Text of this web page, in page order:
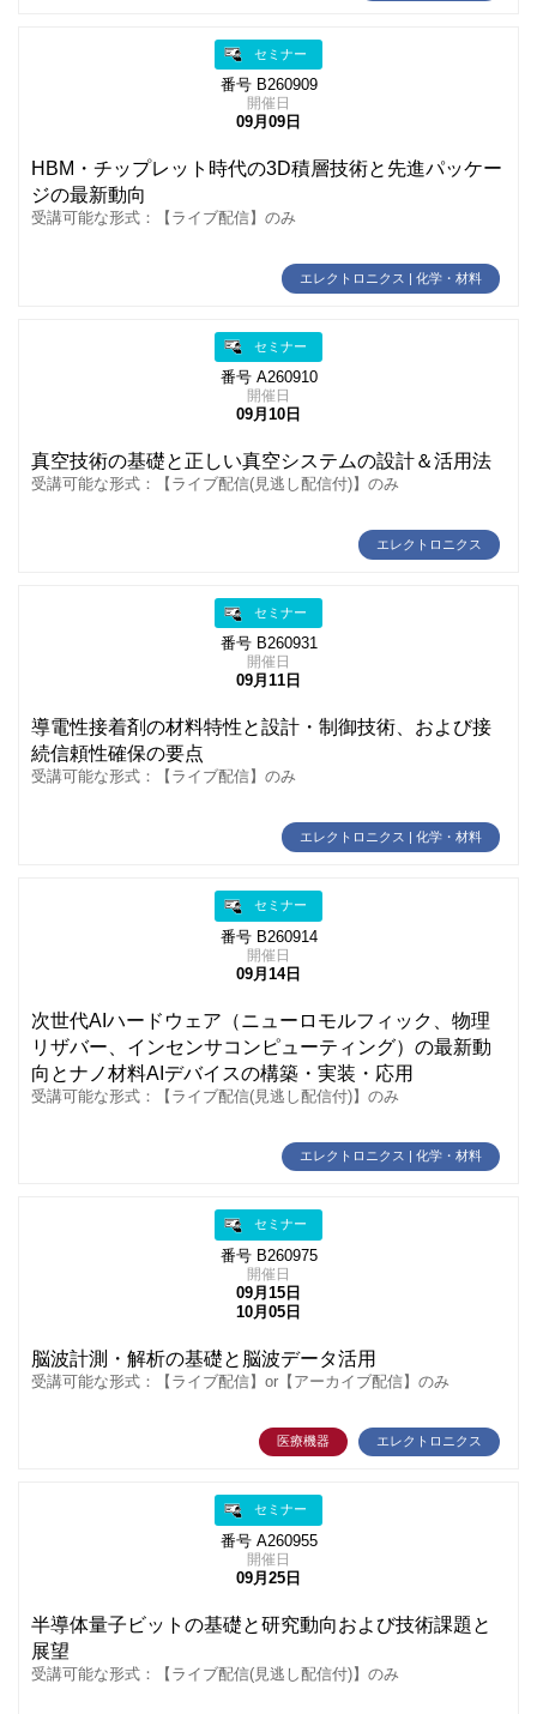
セミナー
番号 B260909
開催日
09月09日
HBM・チップレット時代の3D積層技術と先進パッケー
ジの最新動向
受講可能な形式：【ライブ配信】のみ
エレクトロニクス | 化学・材料
セミナー
番号 A260910
開催日
09月10日
真空技術の基礎と正しい真空システムの設計＆活用法
受講可能な形式：【ライブ配信(見逃し配信付)】のみ
エレクトロニクス
セミナー
番号 B260931
開催日
09月11日
導電性接着剤の材料特性と設計・制御技術、および接
続信頼性確保の要点
受講可能な形式：【ライブ配信】のみ
エレクトロニクス | 化学・材料
セミナー
番号 B260914
開催日
09月14日
次世代AIハードウェア（ニューロモルフィック、物理
リザバー、インセンサコンピューティング）の最新動
向とナノ材料AIデバイスの構築・実装・応用
受講可能な形式：【ライブ配信(見逃し配信付)】のみ
エレクトロニクス | 化学・材料
セミナー
番号 B260975
開催日
09月15日
10月05日
脳波計測・解析の基礎と脳波データ活用
受講可能な形式：【ライブ配信】or【アーカイブ配信】のみ
医療機器 エレクトロニクス
セミナー
番号 A260955
開催日
09月25日
半導体量子ビットの基礎と研究動向および技術課題と
展望
受講可能な形式：【ライブ配信(見逃し配信付)】のみ